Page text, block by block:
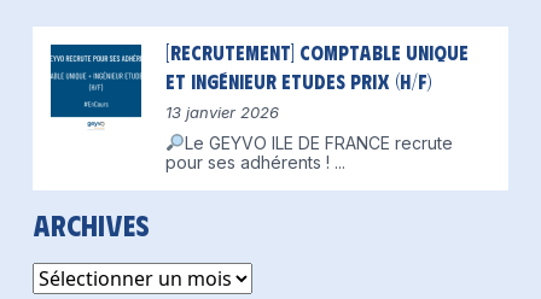
[Recrutement] Comptable unique
et Ingénieur Etudes Prix (H/F)
13 janvier 2026
Le GEYVO ILE DE FRANCE recrute
pour ses adhérents ! ...
Archives
Archives